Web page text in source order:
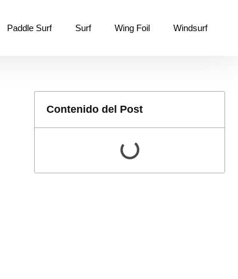
Paddle Surf Surf Wing Foil Windsurf
Contenido del Post